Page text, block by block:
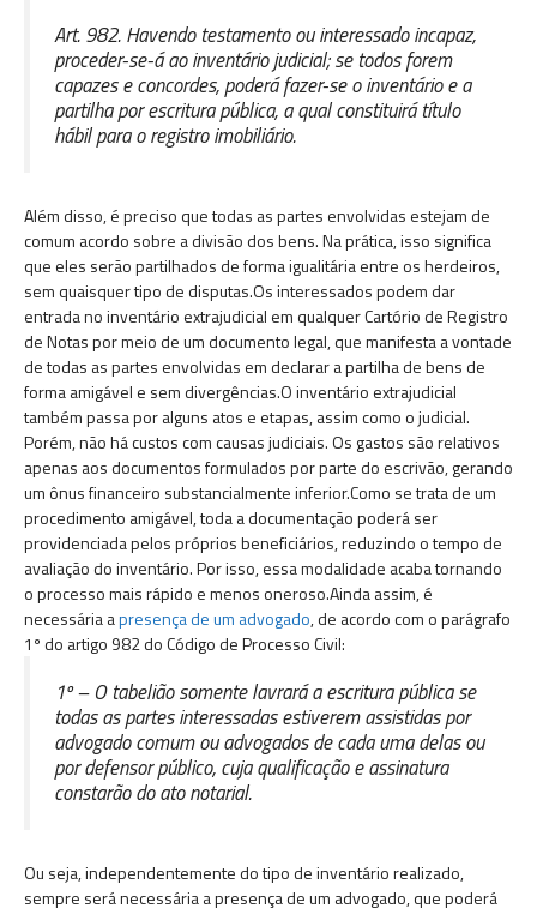
Art. 982. Havendo testamento ou interessado incapaz,
proceder-se-á ao inventário judicial; se todos forem
capazes e concordes, poderá fazer-se o inventário e a
partilha por escritura pública, a qual constituirá título
hábil para o registro imobiliário.
Além disso, é preciso que todas as partes envolvidas estejam de
comum acordo sobre a divisão dos bens. Na prática, isso significa
que eles serão partilhados de forma igualitária entre os herdeiros,
sem quaisquer tipo de disputas.Os interessados podem dar
entrada no inventário extrajudicial em qualquer Cartório de Registro
de Notas por meio de um documento legal, que manifesta a vontade
de todas as partes envolvidas em declarar a partilha de bens de
forma amigável e sem divergências.O inventário extrajudicial
também passa por alguns atos e etapas, assim como o judicial.
Porém, não há custos com causas judiciais. Os gastos são relativos
apenas aos documentos formulados por parte do escrivão, gerando
um ônus financeiro substancialmente inferior.Como se trata de um
procedimento amigável, toda a documentação poderá ser
providenciada pelos próprios beneficiários, reduzindo o tempo de
avaliação do inventário. Por isso, essa modalidade acaba tornando
o processo mais rápido e menos oneroso.Ainda assim, é
necessária apresença de um advogado, de acordo com o parágrafo
1º do artigo 982 do Código de Processo Civil:
1º – O tabelião somente lavrará a escritura pública se
todas as partes interessadas estiverem assistidas por
advogado comum ou advogados de cada uma delas ou
por defensor público, cuja qualificação e assinatura
constarão do ato notarial.
Ou seja, independentemente do tipo de inventário realizado,
sempre será necessária a presença de um advogado, que poderá